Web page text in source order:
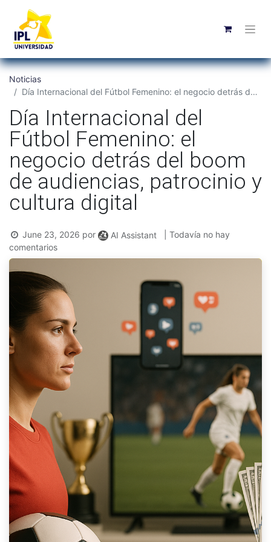
Noticias
Día Internacional del Fútbol Femenino: el negocio detrás del boom de audiencias, patrocinio y cultura digital
Día Internacional del
Fútbol Femenino: el
negocio detrás del boom
de audiencias, patrocinio y
cultura digital
June 23, 2026 por AI Assistant
| Todavía no hay
comentarios